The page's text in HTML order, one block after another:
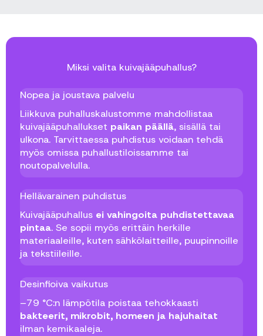
Miksi valita kuivajääpuhallus?
Nopea ja joustava palvelu
Liikkuva puhalluskalustomme mahdollistaa
kuivajääpuhallukset paikan päällä, sisällä tai
ulkona. Tarvittaessa puhdistus voidaan tehdä
myös omissa puhallustiloissamme tai
noutopalvelulla.
Hellävarainen puhdistus
Kuivajääpuhallus ei vahingoita puhdistettavaa
pintaa. Se sopii myös erittäin herkille
materiaaleille, kuten sähkölaitteille, puupinnoille
ja tekstiileille.
Desinfioiva vaikutus
–79 °C:n lämpötila poistaa tehokkaasti
bakteerit, mikrobit, homeen ja hajuhaitat
ilman kemikaaleja.